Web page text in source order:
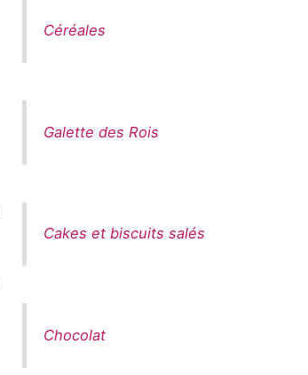
Céréales
Galette des Rois
Cakes et biscuits salés
Chocolat